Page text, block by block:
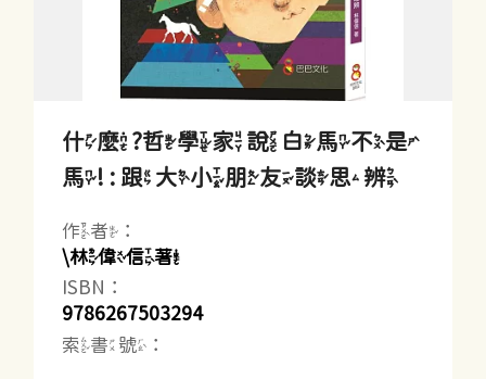
什麼?哲學家說白馬不是
馬! : 跟大小朋友談思辨
作者：
\林偉信著
ISBN：
9786267503294
索書號：